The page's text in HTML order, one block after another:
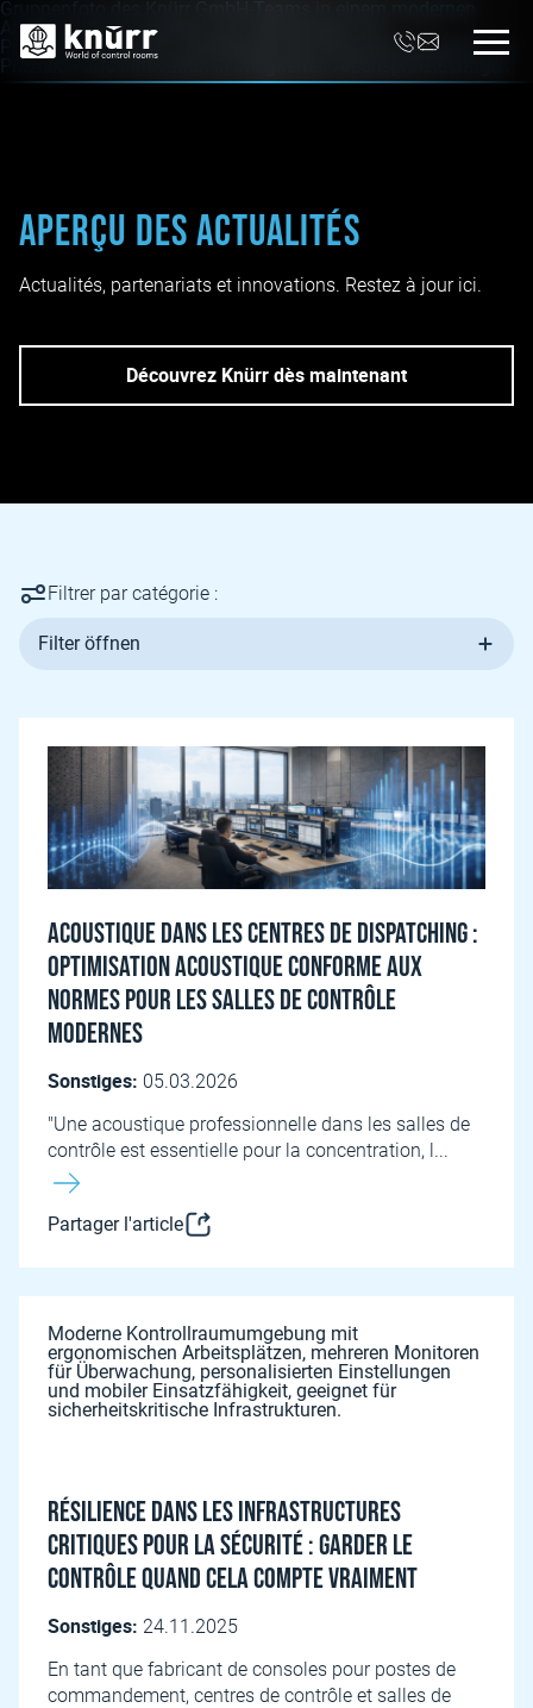
Aperçu des actualités
Actualités, partenariats et innovations. Restez à jour ici.
Découvrez Knürr dès maintenant
Filtrer par catégorie :
Filter öffnen
Acoustique dans les centres de dispatching :
optimisation acoustique conforme aux
normes pour les salles de contrôle
modernes
Sonstiges: 05.03.2026
"Une acoustique professionnelle dans les salles de
contrôle est essentielle pour la concentration, l...
Partager l'article
Résilience dans les infrastructures
critiques pour la sécurité : Garder le
contrôle quand cela compte vraiment
Sonstiges: 24.11.2025
En tant que fabricant de consoles pour postes de
commandement, centres de contrôle et salles de